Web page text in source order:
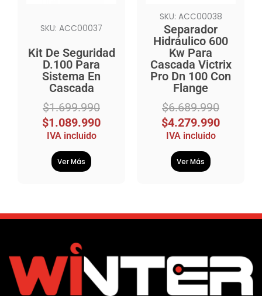
SKU: ACC00037
Kit De Seguridad
D.100 Para
Sistema En
Cascada
$1.699.990
$1.089.990
IVA incluido
Ver Más
SKU: ACC00038
Separador
Hidráulico 600
Kw Para
Cascada Victrix
Pro Dn 100 Con
Flange
$6.689.990
$4.279.990
IVA incluido
Ver Más